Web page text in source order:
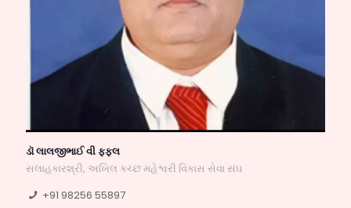
ડૉ લાલજીભાઈ વી ફફલ
સલાહકારશ્રી, અખિલ કચ્છ મહેશ્વરી વિકાસ સેવા સંઘ
+91 98256 55897